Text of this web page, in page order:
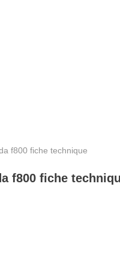
f800 fiche technique
f800 fiche